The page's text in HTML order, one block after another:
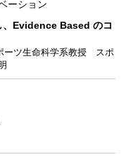
ーション
、Evidence Based のコ
ツ生命科学系教授 スポ